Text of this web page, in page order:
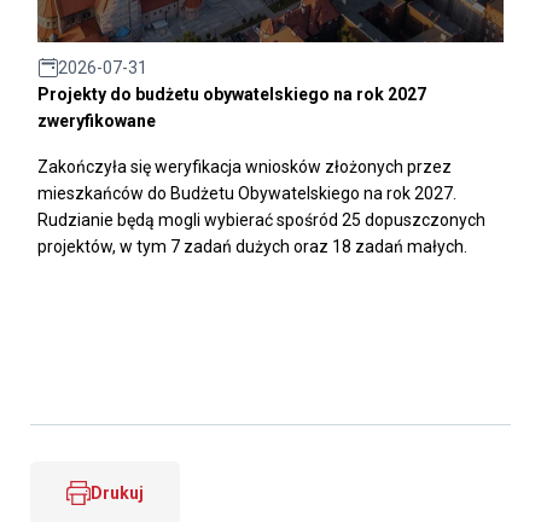
2026-07-31
Projekty do budżetu obywatelskiego na rok 2027
zweryfikowane
Zakończyła się weryfikacja wniosków złożonych przez
mieszkańców do Budżetu Obywatelskiego na rok 2027.
Rudzianie będą mogli wybierać spośród 25 dopuszczonych
projektów, w tym 7 zadań dużych oraz 18 zadań małych.
Drukuj